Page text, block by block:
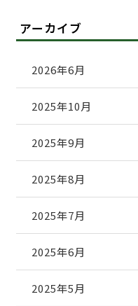
アーカイブ
2026年6月
2025年10月
2025年9月
2025年8月
2025年7月
2025年6月
2025年5月